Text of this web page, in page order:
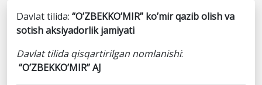
Davlat tilida: “O’ZBEKKO’MIR” ko’mir qazib olish va
sotish aksiyadorlik jamiyati
Davlat tilida qisqartirilgan nomlanishi:
“O’ZBEKKO’MIR” AJ